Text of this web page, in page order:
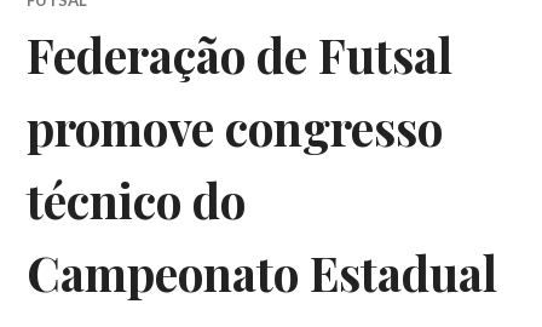
Federação de Futsal
promove congresso
técnico do
Campeonato Estadual